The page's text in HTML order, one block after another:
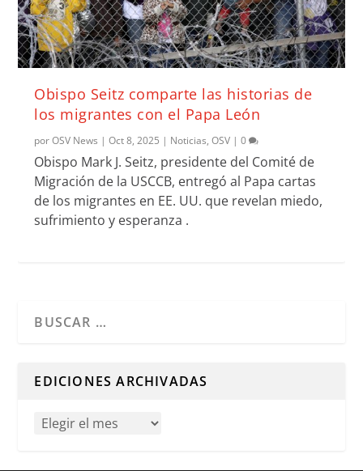
Obispo Seitz comparte las historias de
los migrantes con el Papa León
porOSV News |Oct 8, 2025 | Noticias,OSV |0
Obispo Mark J. Seitz, presidente del Comité de
Migración de la USCCB, entregó al Papa cartas
de los migrantes en EE. UU. que revelan miedo,
sufrimiento y esperanza .
EDICIONES ARCHIVADAS